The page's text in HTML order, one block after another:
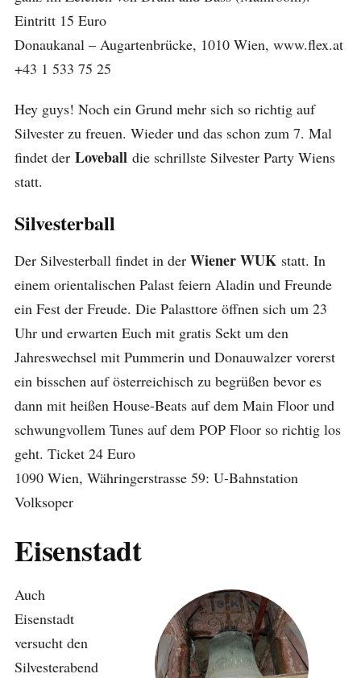
Eintritt 15 Euro
Donaukanal – Augartenbrücke, 1010 Wien, www.flex.at
+43 1 533 75 25
Hey guys! Noch ein Grund mehr sich so richtig auf
Silvester zu freuen. Wieder und das schon zum 7. Mal
findet der Loveballdie schrillste Silvester Party Wiens
statt.
Silvesterball
Der Silvesterball findet in der Wiener WUKstatt. In
einem orientalischen Palast feiern Aladin und Freunde
ein Fest der Freude. Die Palasttore öffnen sich um 23
Uhr und erwarten Euch mit gratis Sekt um den
Jahreswechsel mit Pummerin und Donauwalzer vorerst
ein bisschen auf österreichisch zu begrüßen bevor es
dann mit heißen House-Beats auf dem Main Floor und
schwungvollem Tunes auf dem POP Floor so richtig los
geht. Ticket 24 Euro
1090 Wien, Währingerstrasse 59: U-Bahnstation
Volksoper
Eisenstadt
Auch
Eisenstadt
versucht den
Silvesterabend